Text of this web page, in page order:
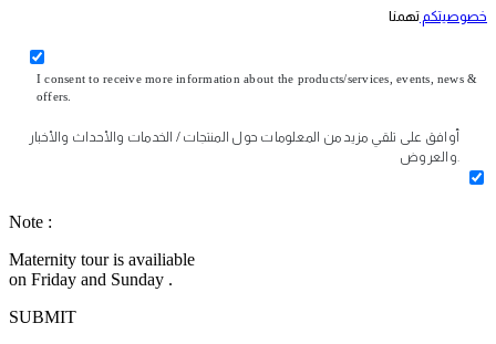
خصوصيتكم تهمنا
I consent to receive more information about the products/services, events, news &
offers.
أوافق على تلقي مزيد من المعلومات حول المنتجات / الخدمات والأحداث والأخبار
والعروض.
Note :
Maternity tour is availiable
on Friday and Sunday .
SUBMIT